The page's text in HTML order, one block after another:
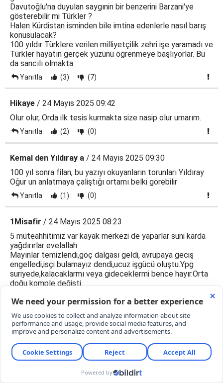
Davutoğlu'na duyulan saygınin bir benzerini Barzani'ye
gösterebilir mi Türkler ?
Halen Kürdistan isminden bile imtina edenlerle nasıl barış
konusulacak?
100 yıldır Türklere verilen milliyetçilik zehri işe yaramadı ve
Türkler hayatın gerçek yüzünü öğrenmeye başlıyorlar. Bu
da sancılı olmakta
Yanıtla (3) (7)
Hikaye / 24 Mayıs 2025 09:42
Olur olur, Orda ilk tesis kurmakta size nasip olur umarım.
Yanıtla (2) (0)
Kemal den Yıldıray a / 24 Mayıs 2025 09:30
100 yıl sonra filan, bu yazıyı okuyanların torunları Yıldıray
Oğur un anlatmaya çaliştığı ortamı belki görebilir
Yanıtla (1) (0)
1Misafir / 24 Mayıs 2025 08:23
5 müteahhitimiz var kayak merkezi de yaparlar suni karda
yağdırırlar evelallah
Mayınlar temizlendi,göç dalgası geldi, avrupaya geciş
engelledi,isçi bulamayız dendi,ucuz işgücü oluştu.Ypg
suriyede,kalacaklarmı veya gideceklermi bence hayır.Orta
doğu komple değişti.
(0)
Halil Akıncı/ 24 Mayıs 2025 08:15
Sayın Davuutoğlu’nun her kesim tarafından saygı görmesi ,
değişik gruplarla iletişim kurabilmesi sevindirici.
Ancak bu ziyareti ile somut olarak ne elde etmeyi
bilgi verebilir misiniz?